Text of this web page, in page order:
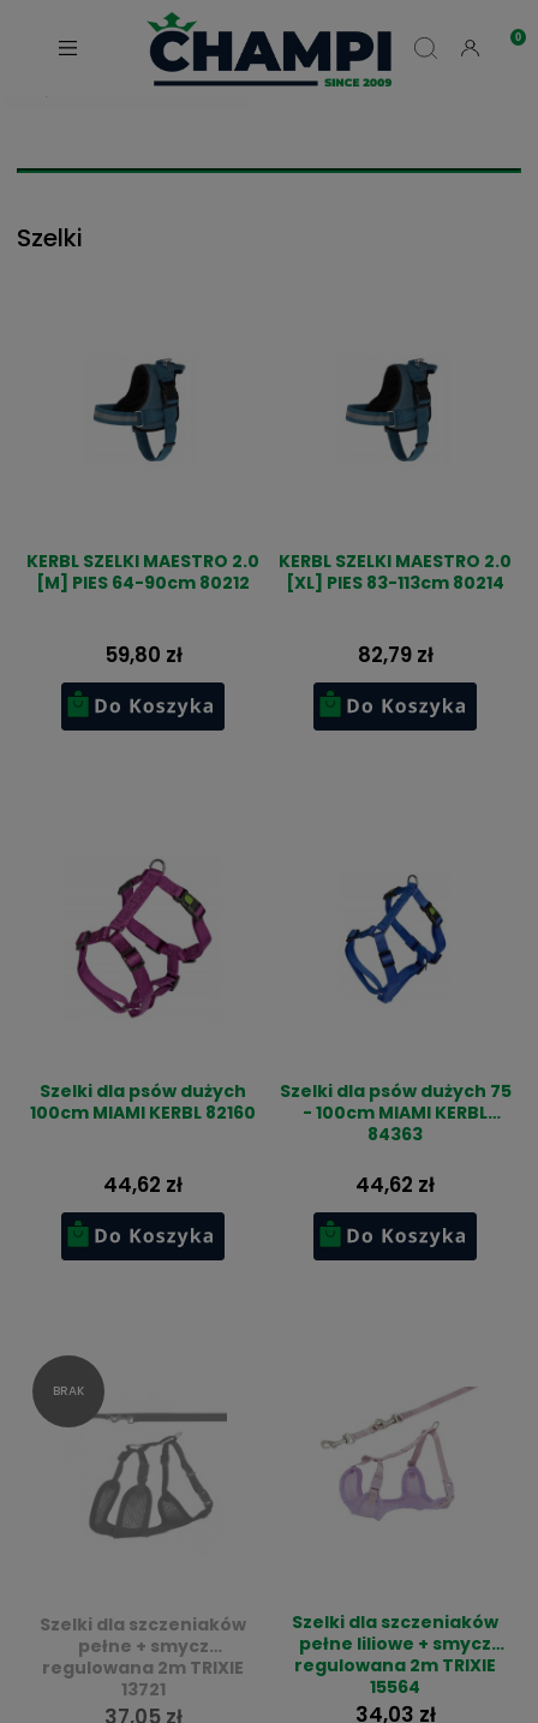
Szelki
KERBL SZELKI MAESTRO 2.0
[M] PIES 64-90cm 80212
59,80 zł
KERBL SZELKI MAESTRO 2.0
[XL] PIES 83-113cm 80214
82,79 zł
Szelki dla psów dużych
100cm MIAMI KERBL 82160
44,62 zł
Szelki dla psów dużych 75
- 100cm MIAMI KERBL
84363
44,62 zł
Szelki dla szczeniaków
pełne + smycz
regulowana 2m TRIXIE
13721
Szelki dla szczeniaków
pełne liliowe + smycz
regulowana 2m TRIXIE
15564
34,03 zł